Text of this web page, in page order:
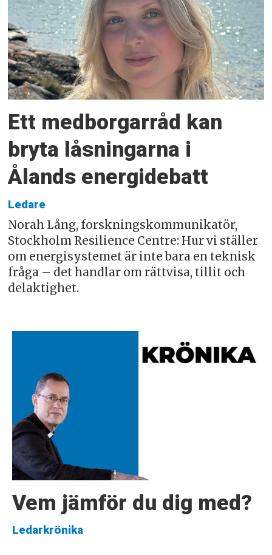
Ett medborgarråd kan
bryta låsningarna i
Ålands energidebatt
Ledare
Norah Lång, forskningskommunikatör,
Stockholm Resilience Centre: Hur vi ställer
om energisystemet är inte bara en teknisk
fråga – det handlar om rättvisa, tillit och
delaktighet.
Vem jämför du dig med?
Ledarkrönika